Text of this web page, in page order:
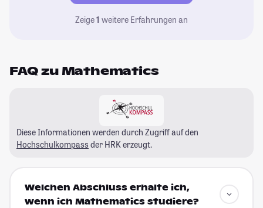
Zeige1 weitere Erfahrungen an
FAQ zu Mathematics
Diese Informationen werden durch Zugriff auf den
Hochschulkompass der HRK erzeugt.
Welchen Abschluss erhalte ich,
wenn ich Mathematics studiere?